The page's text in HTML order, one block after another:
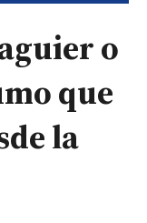
o
que
la